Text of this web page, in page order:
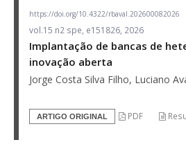
https://doi.org/10.4322/rbaval.202600082026
vol.15 n2 spe, e151826, 2026
Implantação de bancas de
inovação aberta
Jorge Costa Silva Filho, Luciano
ARTIGO ORIGINAL PDF